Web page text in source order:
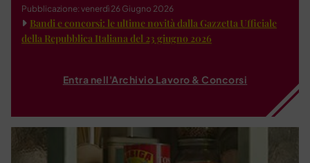
Pubblicazione: venerdì 26 Giugno 2026
Bandi e concorsi: le ultime novità dalla Gazzetta Ufficiale
della Repubblica Italiana del 23 giugno 2026
Entra nell'Archivio Lavoro & Concorsi